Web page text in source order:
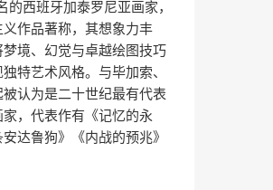
的西班牙加泰罗尼亚画家，
义作品著称，其想象力丰
梦境、幻觉与卓越绘图技巧
特艺术风格。与毕加索、
认为是二十世纪最有代表
，代表作有《记忆的永
达鲁狗》《内战的预兆》